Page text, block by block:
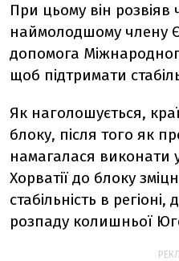
При цьому він
наймолодшому члену
допомога
щоб підтримати
Як наголошується,
блоку, після того як
намагалася виконати
Хорватії до блоку
стабільність в
розпаду колишньої